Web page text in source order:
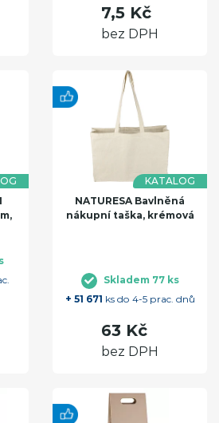
7,5 Kč
bez DPH
KATALOG
NATURESA Bavlněná
nákupní taška, krémová
Skladem 77 ks
+ 51 671 ks do 4-5 prac. dnů
63 Kč
bez DPH